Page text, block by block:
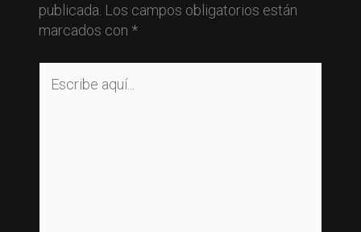
publicada. Los campos obligatorios están
marcados con *
aquí...